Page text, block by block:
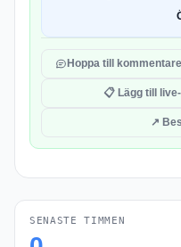
Hoppa till
📋 Lägg till
↗
SENASTE TIMMEN